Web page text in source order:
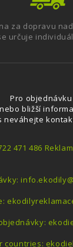
za dopravu
určuje
Pro objednávku
nebo bližší
neváhejte
471 486
countries: